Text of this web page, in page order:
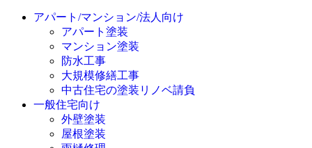
アパート/マンション/法人向け
アパート塗装
マンション塗装
防水工事
大規模修繕工事
中古住宅の塗装リノベ請負
一般住宅向け
外壁塗装
屋根塗装